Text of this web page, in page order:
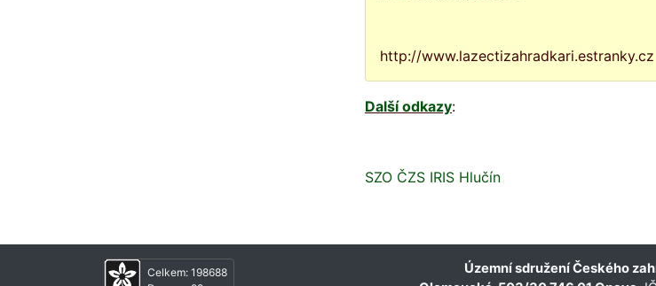
http://www.lazectizahradkari.estranky.cz
Další odkazy:
SZO ČZS IRIS Hlučín
Celkem: 198688
Územní sdružení Českého